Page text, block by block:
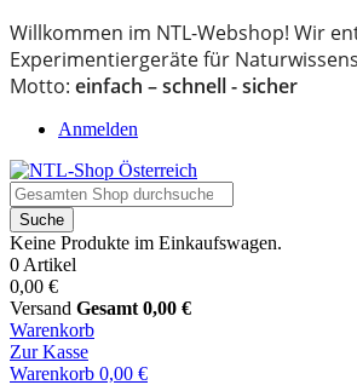
Willkommen im NTL-Webshop! Wir
Experimentiergeräte für
Motto: einfach – schnell - sicher
Anmelden
Suche
Keine Produkte im Einkaufswagen.
0 Artikel
0,00 €
Versand Gesamt 0,00 €
Warenkorb
Zur Kasse
Warenkorb 0,00 €